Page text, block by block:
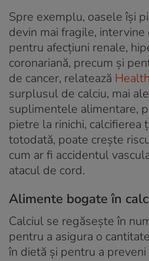
Spre exemplu, oasele îşi
devin mai fragile,
pentru afecţiuni renale,
coronariană, precum şi
de cancer, relatează
surplusul de calciu, mai
suplimentele alimentare,
pietre la rinichi, calcifierea
totodată, poate crește
cum ar fi accidentul
atacul de cord.
Alimente bogate în
Calciul se regăsește în
pentru a asigura o
în dietă și pentru a